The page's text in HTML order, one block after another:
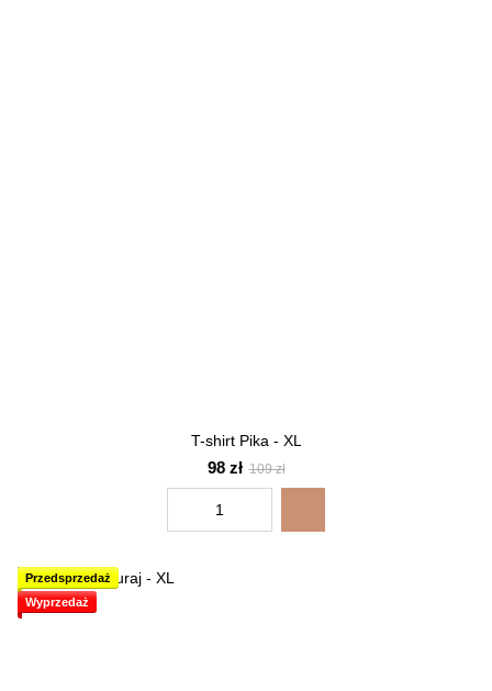
T-shirt Pika - XL
98 zł 109 zł
Przedsprzedaż
Wyprzedaż